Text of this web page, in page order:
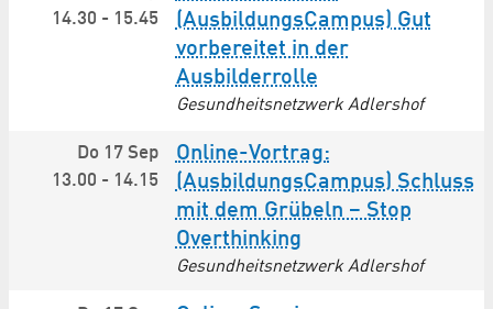
14.30 - 15.45
(AusbildungsCampus) Gut
vorbereitet in der
Ausbilderrolle
Gesundheitsnetzwerk Adlershof
Do 17 Sep
13.00 - 14.15
Online-Vortrag:
(AusbildungsCampus) Schluss
mit dem Grübeln – Stop
Overthinking
Gesundheitsnetzwerk Adlershof